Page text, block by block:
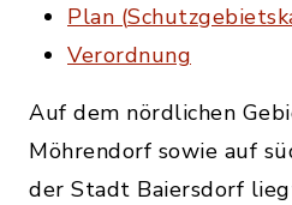
Plan (
Verordnung
Auf dem nördlichen
Möhrendorf sowie auf
der Stadt Baiersdorf